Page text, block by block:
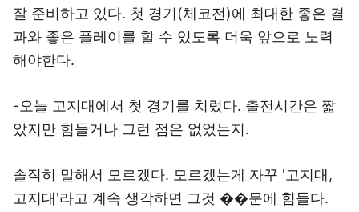
잘 준비하고 있다. 첫 경기(체코전)에 최대한 좋은 결
과와 좋은 플레이를 할 수 있도록 더욱 앞으로 노력
해야한다.
-오늘 고지대에서 첫 경기를 치렀다. 출전시간은 짧
았지만 힘들거나 그런 점은 없었는지.
솔직히 말해서 모르겠다. 모르겠는게 자꾸 '고지대,
고지대'라고 계속 생각하면 그것 ��문에 힘들다.